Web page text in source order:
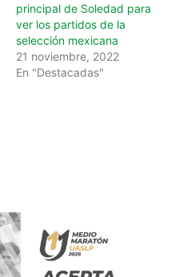
principal de Soledad para
ver los partidos de la
selección mexicana
21 noviembre, 2022
En "Destacadas"